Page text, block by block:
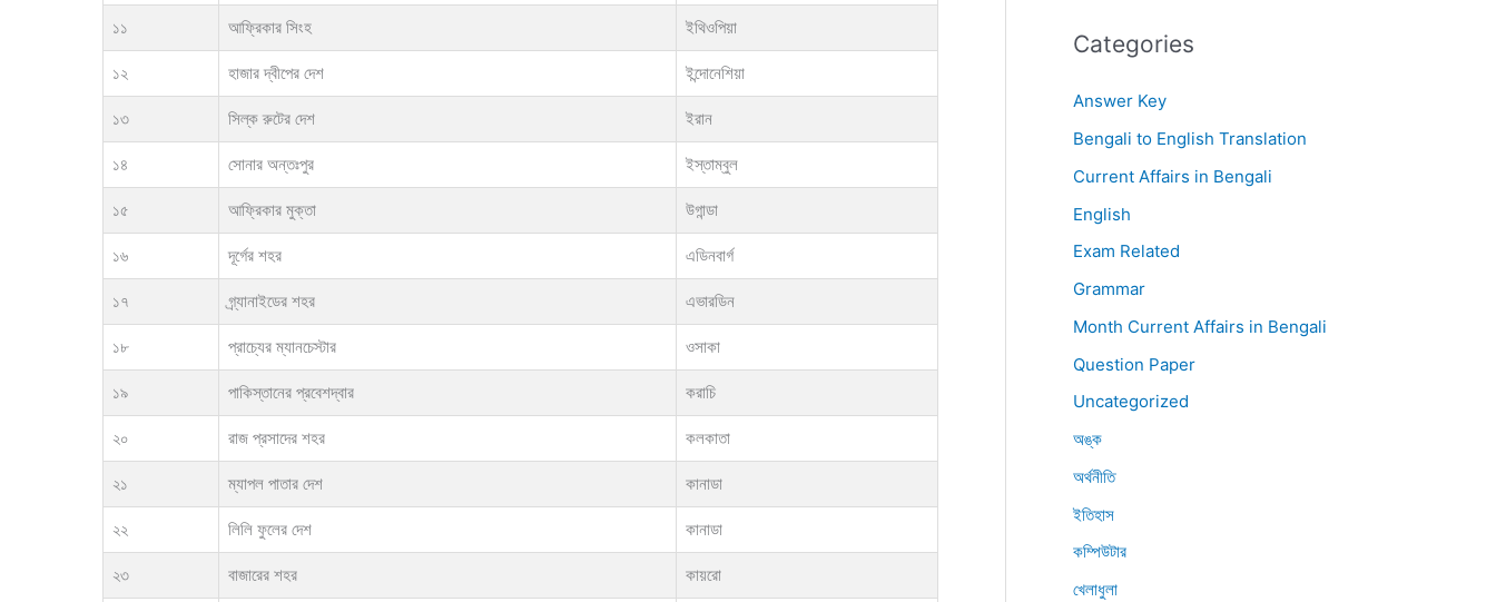
১১ আফ্রিকার সিংহ ইথিওপিয়া
১২ হাজার দ্বীপের দেশ ইন্দোনেশিয়া
১৩ সিল্ক রুটের দেশ ইরান
১৪ সোনার অন্তঃপুর ইস্তাম্বুল
১৫ আফ্রিকার মুক্তা উগান্ডা
১৬ দূর্গের শহর এডিনবার্গ
১৭ গ্র্যানাইডের শহর এভারডিন
১৮ প্রাচ্যের ম্যানচেস্টার ওসাকা
১৯ পাকিস্তানের প্রবেশদ্বার করাচি
২০ রাজ প্রসাদের শহর কলকাতা
২১ ম্যাপল পাতার দেশ কানাডা
২২ লিলি ফুলের দেশ কানাডা
২৩ বাজারের শহর কায়রো
Categories
Answer Key
Bengali to English Translation
Current Affairs in Bengali
English
Exam Related
Grammar
Month Current Affairs in Bengali
Question Paper
Uncategorized
অঙ্ক
অর্থনীতি
ইতিহাস
কম্পিউটার
খেলাধুলা